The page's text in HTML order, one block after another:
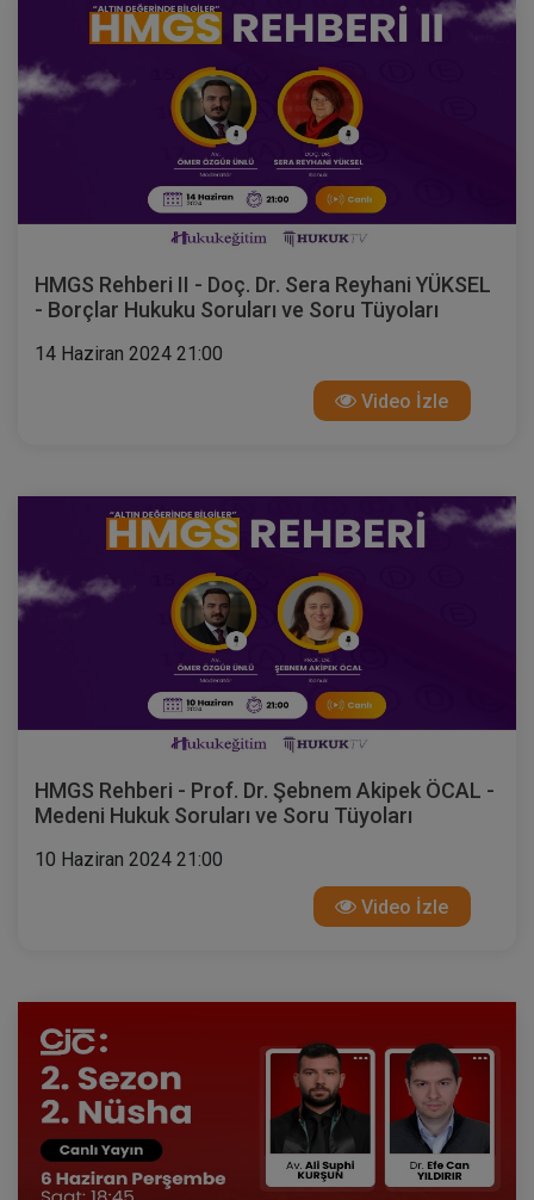
HMGS Rehberi II - Doç. Dr. Sera Reyhani YÜKSEL
- Borçlar Hukuku Soruları ve Soru Tüyoları
14 Haziran 2024 21:00
Video İzle
HMGS Rehberi - Prof. Dr. Şebnem Akipek ÖCAL -
Medeni Hukuk Soruları ve Soru Tüyoları
10 Haziran 2024 21:00
Video İzle